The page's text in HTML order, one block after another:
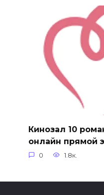
Кинозал 10
онлайн прямой
0 1.8к.